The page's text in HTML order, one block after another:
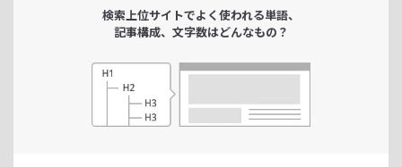
検索上位サイトでよく使われる単語、
記事構成、文字数はどんなもの？